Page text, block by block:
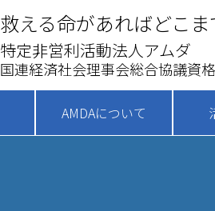
救える命があればどこま
特定非営利活動法人アムダ
国連経済社会理事会総合協議資
AMDAについて